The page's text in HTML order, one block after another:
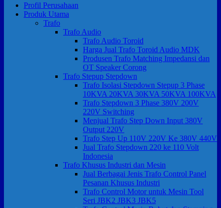
Profil Perusahaan
Produk Utama
Trafo
Trafo Audio
Trafo Audio Toroid
Harga Jual Trafo Toroid Audio MDK
Produsen Trafo Matching Impedansi dan
OT Speaker Corong
Trafo Stepup Stepdown
Trafo Isolasi Stepdown Stepup 3 Phase
10KVA 20KVA 30KVA 50KVA 100KVA
Trafo Stepdown 3 Phase 380V 200V
220V Switching
Menjual Trafo Step Down Input 380V
Output 220V
Trafo Step Up 110V 220V Ke 380V 440V
Jual Trafo Stepdown 220 ke 110 Volt
Indonesia
Trafo Khusus Industri dan Mesin
Jual Berbagai Jenis Trafo Control Panel
Pesanan Khusus Industri
Trafo Control Motor untuk Mesin Tool
Seri JBK2 JBK3 JBK5